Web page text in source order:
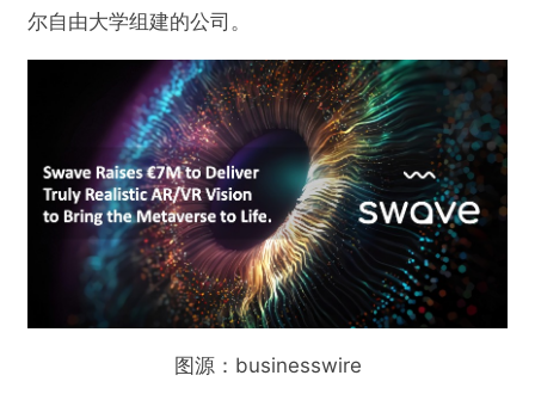
尔自由大学组建的公司。
图源：businesswire